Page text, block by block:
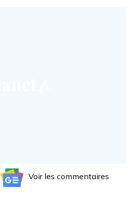
WhatsAppVoir les commentaires